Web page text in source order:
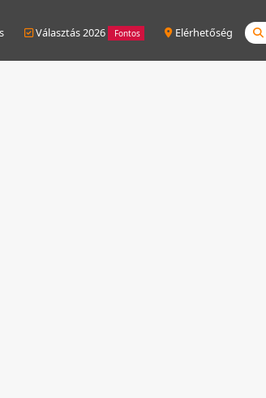
Választás 2026 Fontos Elérhetőség